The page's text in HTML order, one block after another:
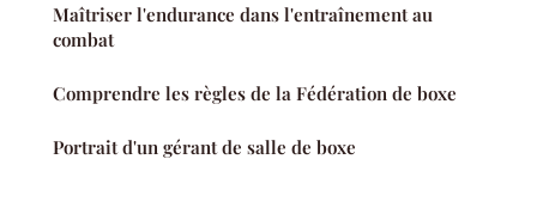
Maîtriser l'endurance dans l'entraînement au
combat
Comprendre les règles de la Fédération de boxe
Portrait d'un gérant de salle de boxe